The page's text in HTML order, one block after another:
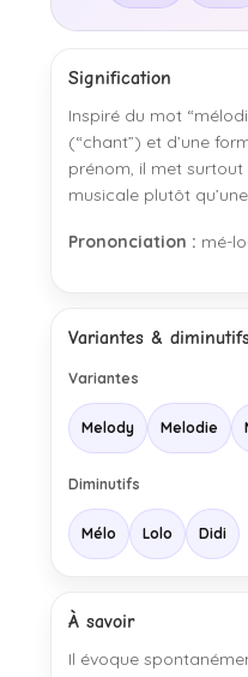
Signification
Inspiré du mot
(“chant”) et d’une
prénom, il met
musicale plutôt
Prononciation : mé-
Variantes &
Variantes
Melody Melodie
Diminutifs
Mélo Lolo Didi
À savoir
Il évoque